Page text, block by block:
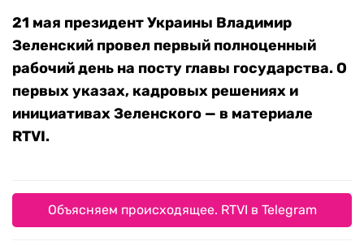
21 мая президент Украины Владимир
Зеленский провел первый полноценный
рабочий день на посту главы государства. О
первых указах, кадровых решениях и
инициативах Зеленского — в материале
RTVI.
Объясняем происходящее. RTVI в Telegram